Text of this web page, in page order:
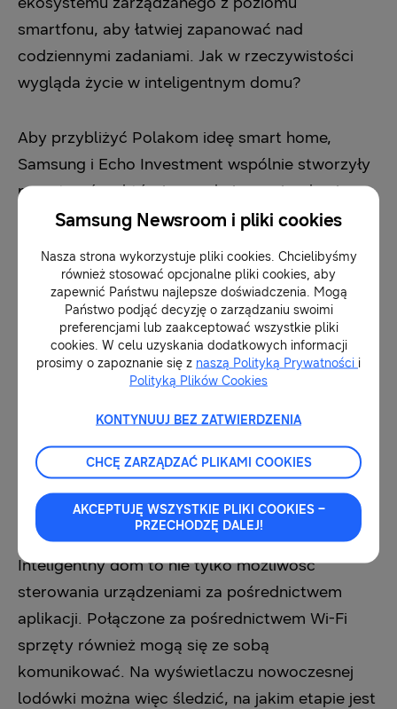
smartfonu, aby łatwiej zapanować nad
codziennymi zadaniami. Jak w rzeczywistości
wygląda życie w inteligentnym domu?
Aby przybliżyć Polakom ideę smart home,
Samsung i Echo Investment wspólnie stworzyły
przestrzeń, w której poszukujący mieszkania
mogą przekonać się o tym osobiście. Showroom
mieszkanie wyposażone m.in. w sprzęty i
rozwiązania firmy Samsung.
W inteligentnym domu możemy zarządzać
codziennymi obowiązkami bez konieczności
włączyć swój smartfon lub komputer w
dowolnym miejscu na świecie, by włączyć pralkę
i ustawić w niej odpowiedni tryb, upewnić się,
czy piekarnik został wyłączony, odkurzyć
podłogi, a nawet… sprawdzić zasoby lodówki.
Inteligentny dom to nie tylko możliwość
sterowania urządzeniami za pośrednictwem
aplikacji. Połączone za pośrednictwem Wi-Fi
sprzęty również mogą się ze sobą
komunikować. Na wyświetlaczu nowoczesnej
lodówki można więc śledzić, na jakim etapie jest
Samsung Newsroom i pliki cookies
Nasza strona wykorzystuje pliki cookies. Chcielibyśmy
również stosować opcjonalne pliki cookies, aby
zapewnić Państwu najlepsze doświadczenia. Mogą
Państwo podjąć decyzję o zarządzaniu swoimi
preferencjami lub zaakceptować wszystkie pliki
cookies. W celu uzyskania dodatkowych informacji
prosimy o zapoznanie się z naszą Polityką Prywatności i
Polityką Plików Cookies
KONTYNUUJ BEZ ZATWIERDZENIA
CHCĘ ZARZĄDZAĆ PLIKAMI COOKIES
AKCEPTUJĘ WSZYSTKIE PLIKI COOKIES –
PRZECHODZĘ DALEJ!